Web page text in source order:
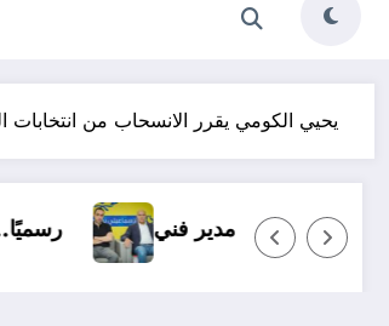
يحيي الكومي يقرر الانسحاب من انتخابات
وبدون مدير فني